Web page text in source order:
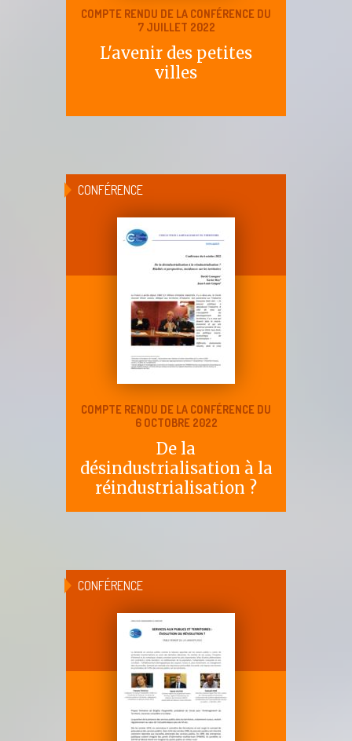
COMPTE RENDU DE LA CONFÉRENCE DU
7 JUILLET 2022
L'avenir des petites
villes
CONFÉRENCE
COMPTE RENDU DE LA CONFÉRENCE DU
6 OCTOBRE 2022
De la
désindustrialisation à la
réindustrialisation ?
CONFÉRENCE